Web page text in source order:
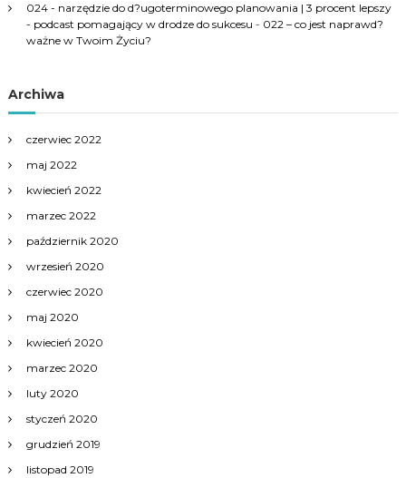
024 - narzędzie do d?ugoterminowego planowania | 3 procent lepszy
- podcast pomagający w drodze do sukcesu - 022 – co jest naprawd?
ważne w Twoim Życiu?
Archiwa
czerwiec 2022
maj 2022
kwiecień 2022
marzec 2022
październik 2020
wrzesień 2020
czerwiec 2020
maj 2020
kwiecień 2020
marzec 2020
luty 2020
styczeń 2020
grudzień 2019
listopad 2019